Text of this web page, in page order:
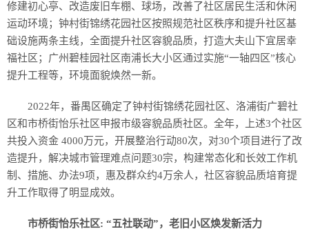
修建初心亭、改造废旧车棚、球场，改善了社区居民生活和休闲
运动环境；钟村街锦绣花园社区按照规范社区秩序和提升社区基
础设施两条主线，全面提升社区容貌品质，打造大夫山下宜居幸
福社区；广州碧桂园社区南浦长大小区通过实施“一轴四区”核心
提升工程等，环境面貌焕然一新。
2022年，番禺区确定了钟村街锦绣花园社区、洛浦街广碧社
区和市桥街怡乐社区申报市级容貌品质社区。全年，上述3个社区
共投入资金 4000万元，开展整治行动80次，对30个项目进行了改
造提升，解决城市管理难点问题30宗，构建常态化和长效工作机
制、措施、办法9项，惠及群众约4万余人，社区容貌品质培育提
升工作取得了明显成效。
市桥街怡乐社区: “五社联动”，老旧小区焕发新活力